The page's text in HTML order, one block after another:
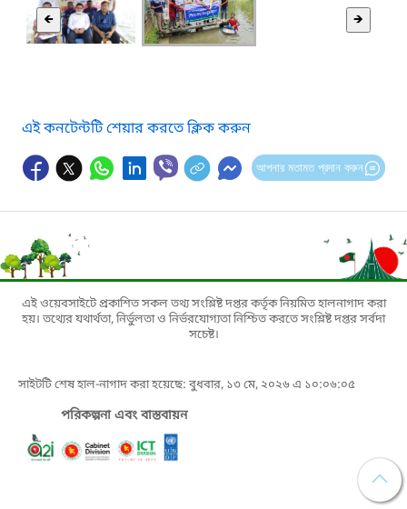
🡸 🡺
এই কনটেন্টটি শেয়ার করতে ক্লিক করুন
আপনার মতামত প্রদান করুন
এই ওয়েবসাইটে প্রকাশিত সকল তথ্য সংশ্লিষ্ট দপ্তর কর্তৃক নিয়মিত হালনাগাদ করা
হয়। তথ্যের যথার্থতা, নির্ভুলতা ও নির্ভরযোগ্যতা নিশ্চিত করতে সংশ্লিষ্ট দপ্তর সর্বদা
সচেষ্ট।
সাইটটি শেষ হাল-নাগাদ করা হয়েছে: বুধবার, ১৩ মে, ২০২৬ এ ১০:০৬:০৫
পরিকল্পনা এবং বাস্তবায়ন